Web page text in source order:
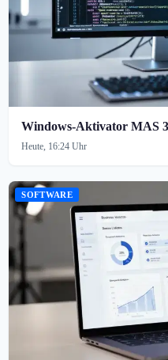
Windows-Aktivator MAS
Heute, 16:24 Uhr
SOFTWARE